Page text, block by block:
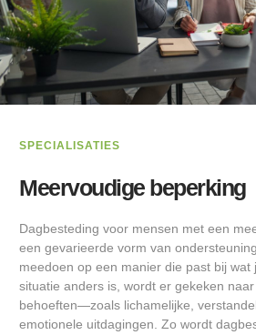
SPECIALISATIES
Meervoudige beperking
Dagbesteding voor mensen met een
een gevarieerde vorm van
meedoen op een manier die past bij wat
situatie anders is, wordt er gekeken
behoeften—zoals lichamelijke,
emotionele uitdagingen. Zo wordt